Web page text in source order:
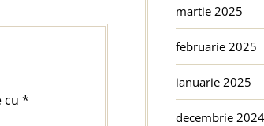
cu *
martie 2025
februarie 2025
ianuarie 2025
decembrie 2024